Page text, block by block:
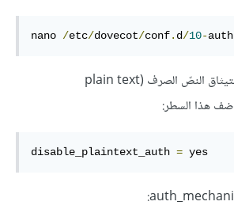
nano /etc/dovecot/conf. d/10-auth
قم بإلغاء تعليق سطر استيثاق النصّ الصرف (plain text
disable_plaintext_auth = yes